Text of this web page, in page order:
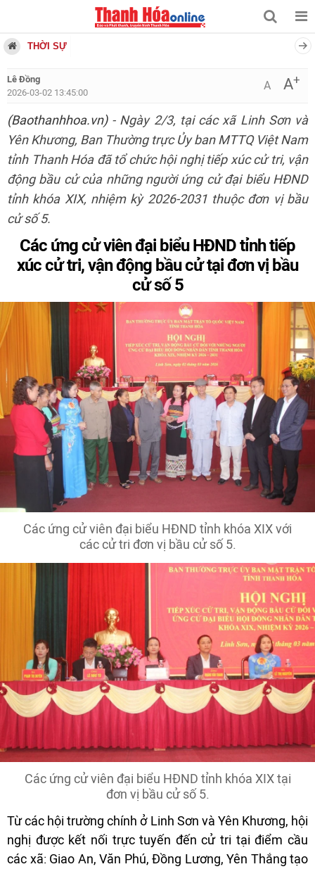
THỜI SỰ
Lê Đồng
2026-03-02 13:45:00
A A+
(Baothanhhoa.vn)- Ngày 2/3, tại các xã Linh Sơn và
Yên Khương, Ban Thường trực Ủy ban MTTQ Việt Nam
tỉnh Thanh Hóa đã tổ chức hội nghị tiếp xúc cử tri, vận
động bầu cử của những người ứng cử đại biểu HĐND
tỉnh khóa XIX, nhiệm kỳ 2026-2031 thuộc đơn vị bầu
cử số 5.
Các ứng cử viên đại biểu HĐND tỉnh tiếp
xúc cử tri, vận động bầu cử tại đơn vị bầu
cử số 5
Các ứng cử viên đại biểu HĐND tỉnh khóa XIX với
các cử tri đơn vị bầu cử số 5.
Các ứng cử viên đại biểu HĐND tỉnh khóa XIX tại
đơn vị bầu cử số 5.
Từ các hội trường chính ở Linh Sơn và Yên Khương, hội
nghị được kết nối trực tuyến đến cử tri tại điểm cầu
các xã: Giao An, Văn Phú, Đồng Lương, Yên Thắng tạo